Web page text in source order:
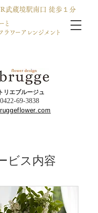
69-3838
武蔵境駅南口 徒歩１分
と
ラワーアレンジメント
リエブルージュ
ビス内容